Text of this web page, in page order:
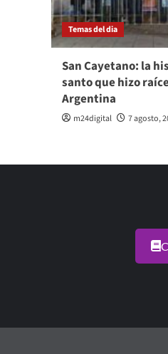
Temas del dia
San Cayetano: la
santo que hizo
Argentina
m24digital 7 agosto,